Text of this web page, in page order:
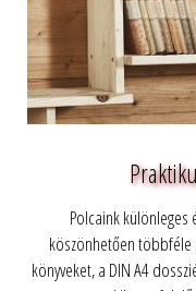
Polcaink különleges
köszönhetően többféle
könyveket, a DIN A4